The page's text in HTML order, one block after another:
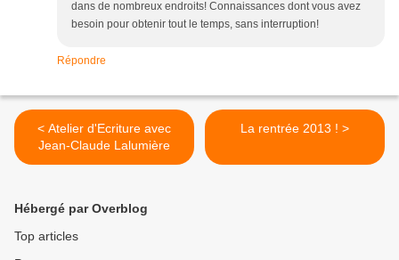
dans de nombreux endroits! Connaissances dont vous avez
besoin pour obtenir tout le temps, sans interruption!
Répondre
< Atelier d'Ecriture avec
Jean-Claude Lalumière
La rentrée 2013 ! >
Hébergé par Overblog
Top articles